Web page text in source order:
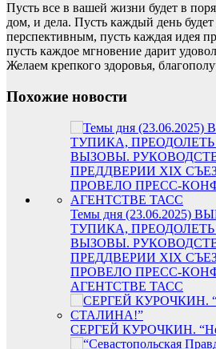
Пусть все в вашей жизни будет в
дом, и дела. Пусть каждый день
перспективным, пусть каждая идея
пусть каждое мгновение дарит
Желаем крепкого здоровья,
Похожие новости
Темы дня (23.06.2025)
ТУПИКА,
ВЫЗОВЫ.
ПРЕДДВЕРИИ XIX
ПРОВЕЛО ПРЕСС-
АГЕНТСТВЕ ТАСС
СЕРГЕЙ КУРОЧКИН.